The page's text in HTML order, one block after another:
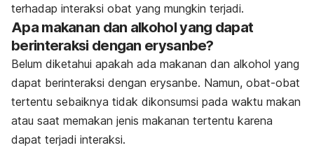
terhadap interaksi obat yang mungkin terjadi.
Apa makanan dan alkohol yang dapat
berinteraksi dengan erysanbe?
Belum diketahui apakah ada makanan dan alkohol yang
dapat berinteraksi dengan erysanbe. Namun, obat-obat
tertentu sebaiknya tidak dikonsumsi pada waktu makan
atau saat memakan jenis makanan tertentu karena
dapat terjadi interaksi.